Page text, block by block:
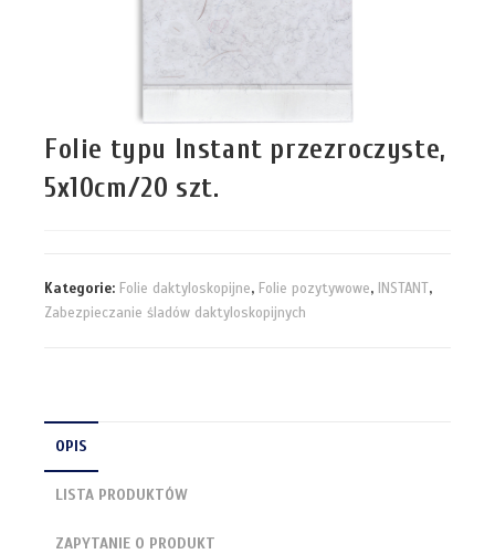
Folie typu Instant przezroczyste,
5x10cm/20 szt.
Kategorie: Folie daktyloskopijne, Folie pozytywowe, INSTANT,
Zabezpieczanie śladów daktyloskopijnych
OPIS
LISTA PRODUKTÓW
ZAPYTANIE O PRODUKT